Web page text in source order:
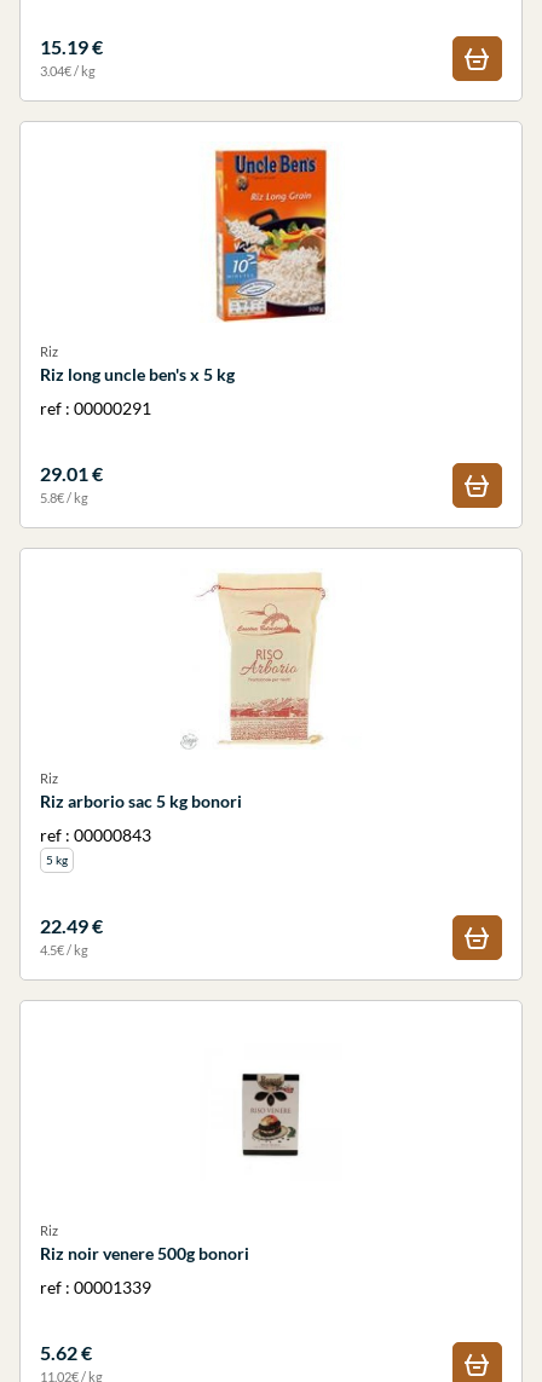
15.19 €
3.04€ / kg
Riz
Riz long uncle ben's x 5 kg
ref : 00000291
29.01 €
5.8€ / kg
Riz
Riz arborio sac 5 kg bonori
ref : 00000843
5 kg
22.49 €
4.5€ / kg
Riz
Riz noir venere 500g bonori
ref : 00001339
5.62 €
11.02€ / kg